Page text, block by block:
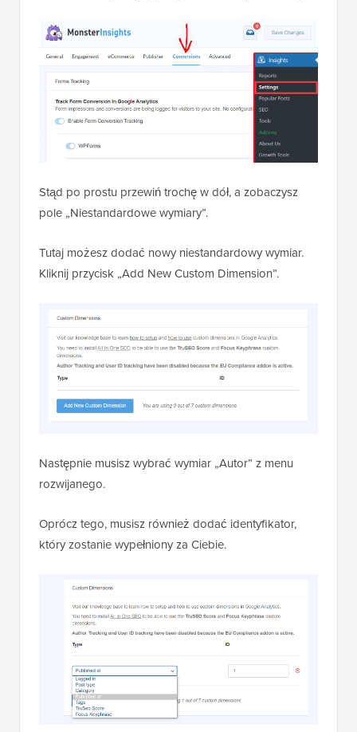
Stąd po prostu przewiń trochę w dół, a zobaczysz
pole „Niestandardowe wymiary”.
Tutaj możesz dodać nowy niestandardowy wymiar.
Kliknij przycisk „Add New Custom Dimension”.
Następnie musisz wybrać wymiar „Autor” z menu
rozwijanego.
Oprócz tego, musisz również dodać identyfikator,
który zostanie wypełniony za Ciebie.